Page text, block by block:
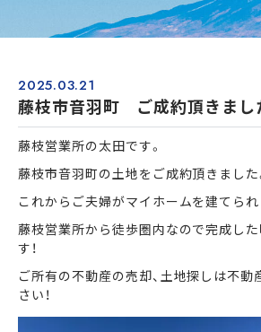
店舗紹介
簡単！不動産査定
まずは何でもお気軽
お問い合わせ・ご相談く
0120-41-
メールでお問い合
2025.03.21
藤枝市音羽町 ご成約頂きまし
藤枝営業所の太田です。
藤枝市音羽町の土地をご成約頂きました
これからご夫婦がマイホームを建てられ
藤枝営業所から徒歩圏内なので完成し
す！
ご所有の不動産の売却、土地探しは不動
さい！